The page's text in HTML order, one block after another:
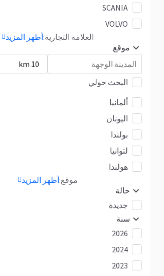
SCANIA
VOLVO
العلامة التجارية:أظهر المزيد
موقع
البحث حولي
ألمانيا
اليونان
بولندا
لتوانيا
هولندا
موقع:أظهر المزيد
حالة
جديدة
سنة
2026
2024
2023